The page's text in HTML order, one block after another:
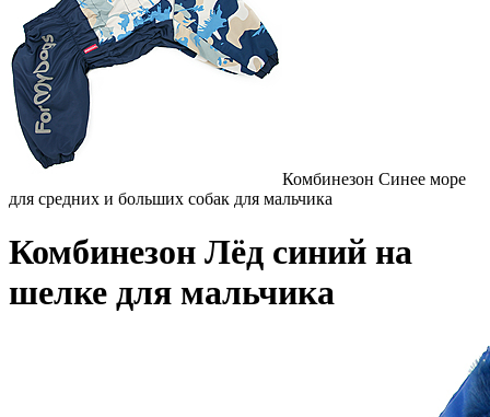
Комбинезон Синее море
для средних и больших собак для мальчика
Комбинезон Лёд синий на
шелке для мальчика